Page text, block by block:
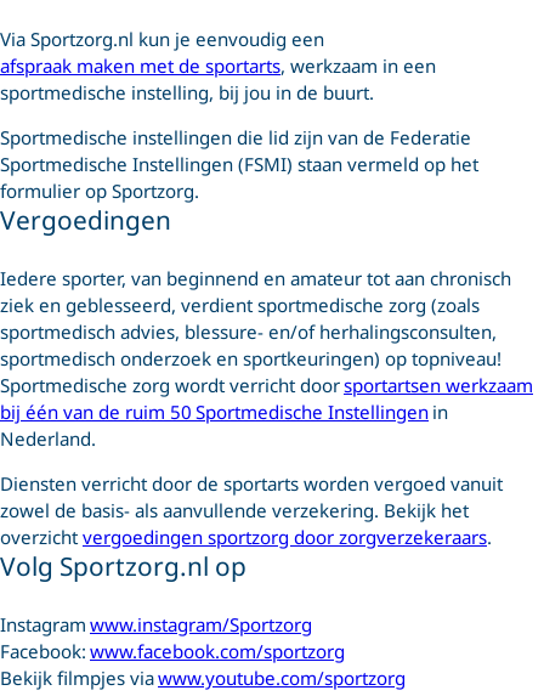
Via Sportzorg.nl kun je eenvoudig een
afspraak maken met de sportarts, werkzaam in een
sportmedische instelling, bij jou in de buurt.
Sportmedische instellingen die lid zijn van de Federatie
Sportmedische Instellingen (FSMI) staan vermeld op het
formulier op Sportzorg.
Vergoedingen
Iedere sporter, van beginnend en amateur tot aan chronisch
ziek en geblesseerd, verdient sportmedische zorg (zoals
sportmedisch advies, blessure- en/of herhalingsconsulten,
sportmedisch onderzoek en sportkeuringen) op topniveau!
Sportmedische zorg wordt verricht doorsportartsen werkzaam
bij één van de ruim 50 Sportmedische Instellingen in
Nederland.
Diensten verricht door de sportarts worden vergoed vanuit
zowel de basis- als aanvullende verzekering. Bekijk het
overzichtvergoedingen sportzorg door zorgverzekeraars.
Volg Sportzorg.nl op
Instagram www.instagram/Sportzorg
Facebook: www.facebook.com/sportzorg
Bekijk filmpjes viawww.youtube.com/sportzorg